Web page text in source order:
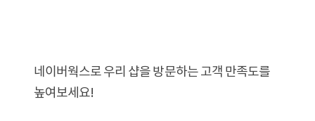
네이버웍스로 우리 샵을 방문하는 고객 만족도를
높여보세요!